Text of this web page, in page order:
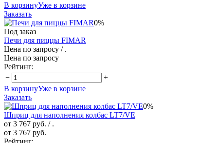
В корзинуУже в корзине
Заказать
0%
Под заказ
Печи для пиццы FIMAR
Цена по запросу / .
Цена по запросу
Рейтинг:
−
+
В корзинуУже в корзине
Заказать
0%
Шприц для наполнения колбас LT7/VE
от 3 767 руб. / .
от 3 767 руб.
Рейтинг: